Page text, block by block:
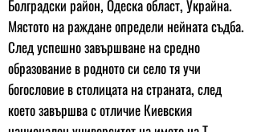
Болградски район, Одеска област, Украйна.
Мястото на раждане определи нейната съдба.
След успешно завършване на средно
образование в родното си село тя учи
богословие в столицата на страната, след
което завършва с отличие Киевския